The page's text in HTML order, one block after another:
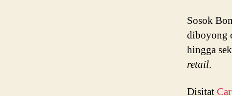
Sosok
diboyong
hingga
retail.
Disitat